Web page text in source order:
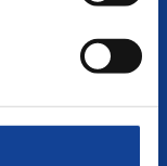
Helsinki